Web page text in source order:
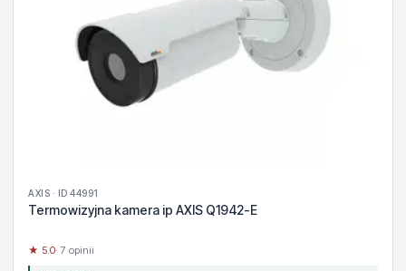
AXIS · ID 44991
Termowizyjna kamera ip AXIS Q1942-E
★ 5.0· 7 opinii